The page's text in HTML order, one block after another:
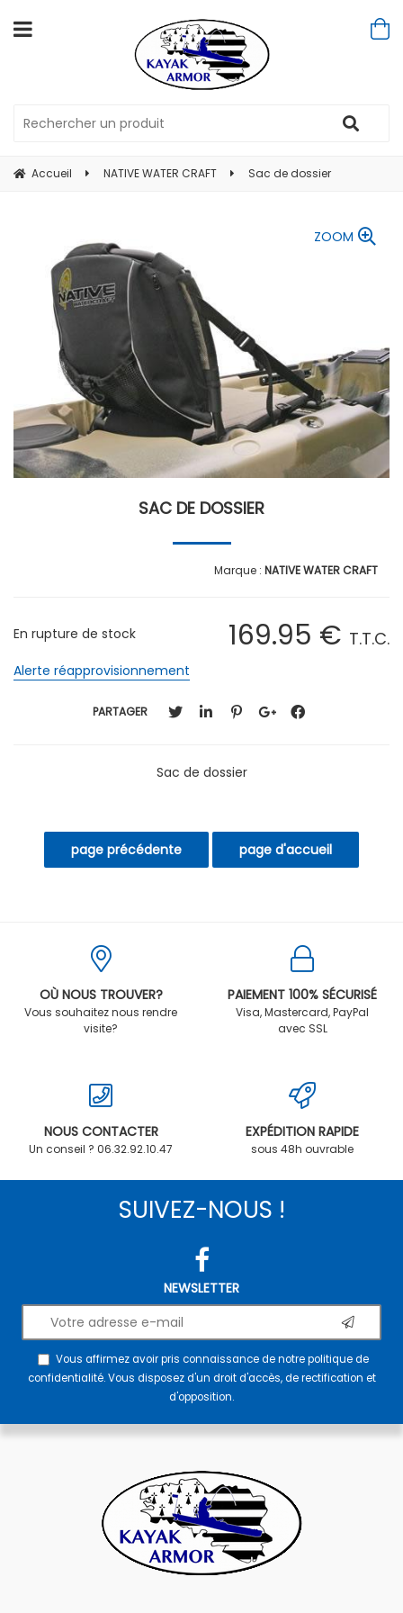
Accueil NATIVE WATER CRAFT Sac de dossier
ZOOM
SAC DE DOSSIER
NATIVE WATER CRAFT
169.95 € T.T.C.
En rupture de stock
Alerte réapprovisionnement
PARTAGER
Sac de dossier
OÙ NOUS TROUVER?
Vous souhaitez nous rendre
visite?
PAIEMENT 100% SÉCURISÉ
Visa, Mastercard, PayPal
avec SSL
NOUS CONTACTER
Un conseil ? 06.32.92.10.47
EXPÉDITION RAPIDE
sous 48h ouvrable
SUIVEZ-NOUS !
NEWSLETTER
Vous affirmez avoir pris connaissance de notrepolitique de
confidentialité. Vous disposez d'un droit d'accès, de rectification et
d'opposition.